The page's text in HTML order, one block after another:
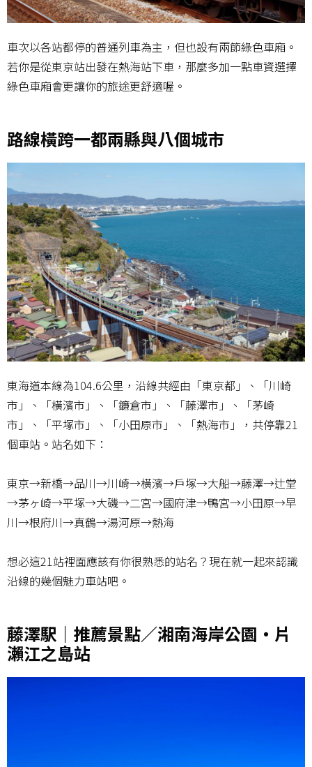
車次以各站都停的普通列車為主，但也設有兩節綠色車廂。
若你是從東京站出發在熱海站下車，那麼多加一點車資選擇
綠色車廂會更讓你的旅途更舒適喔。
路線橫跨一都兩縣與八個城市
東海道本線為104.6公里，沿線共經由「東京都」、「川崎
市」、「橫濱市」、「鐮倉市」、「藤澤市」、「茅崎
市」、「平塚市」、「小田原市」、「熱海市」，共停靠21
個車站。站名如下：
東京→新橋→品川→川崎→橫濱→戶塚→大船→藤澤→辻堂
→茅ヶ崎→平塚→大磯→二宮→國府津→鴨宮→小田原→早
川→根府川→真鶴→湯河原→熱海
想必這21站裡面應該有你很熟悉的站名？現在就一起來認識
沿線的幾個魅力車站吧。
藤澤駅｜推薦景點／湘南海岸公園・片
瀨江之島站